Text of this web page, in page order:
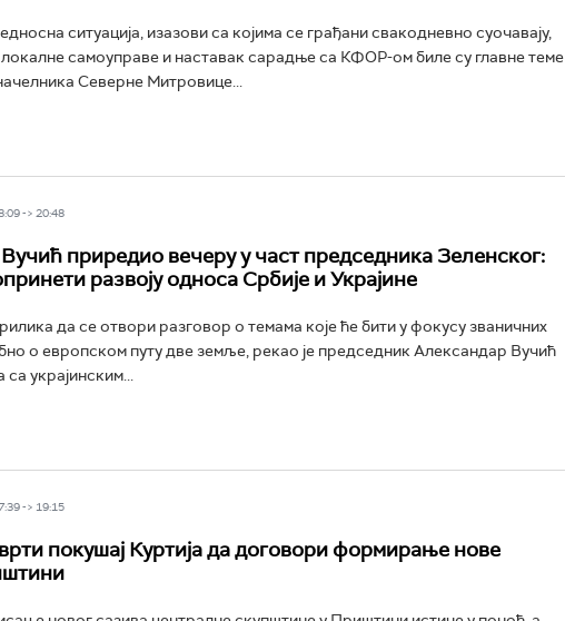
ситуација, изазови са којима се грађани свакодневно суочавају,
самоуправе и наставак сарадње са КФОР-ом биле су главне теме
Северне Митровице...
-> 20:48
приредио вечеру у част председника Зеленског:
развоју односа Србије и Украјине
да се отвори разговор о темама које ће бити у фокусу званичних
о европском путу две земље, рекао је председник Александар Вучић
украјинским...
-> 19:15
покушај Куртија да договори формирање нове